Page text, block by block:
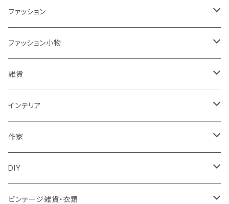
ファッション
ワンピース
トップス
パンツ
スカート
サロペット
ベスト
ファッション小物
バッグ
ポーチ
シューズ
アクセサリー
ターバン
雑貨
バスケット
リュック
グラス
カトラリー
器
インテリア
カゴ
ズールーバスケット
トンガバスケット
鏡
ウォールハンガー
作家
ccocoiro accessory
glass accessory tubu
DIY
マスキングテープ
ビンテージ雑貨・衣類